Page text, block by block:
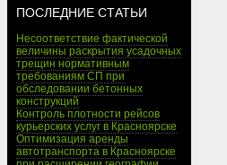
ПОСЛЕДНИЕ СТАТЬИ
Несоответствие фактической
величины раскрытия усадочных
трещин нормативным
требованиям СП при
обследовании бетонных
конструкций
Контроль плотности рейсов
курьерских услуг в Красноярске
Оптимизация аренды
автотранспорта в Красноярске